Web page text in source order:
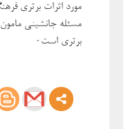
مورد اثرات برتری
مسئله جانشینی مامون
برتری است۰